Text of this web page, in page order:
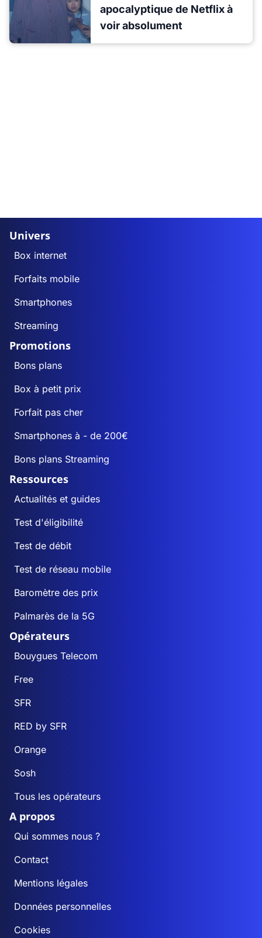
apocalyptique de Netflix à
voir absolument
Univers
Box internet
Forfaits mobile
Smartphones
Streaming
Promotions
Bons plans
Box à petit prix
Forfait pas cher
Smartphones à - de 200€
Bons plans Streaming
Ressources
Actualités et guides
Test d'éligibilité
Test de débit
Test de réseau mobile
Baromètre des prix
Palmarès de la 5G
Opérateurs
Bouygues Telecom
Free
SFR
RED by SFR
Orange
Sosh
Tous les opérateurs
A propos
Qui sommes nous ?
Contact
Mentions légales
Données personnelles
Cookies